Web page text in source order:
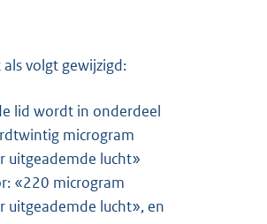
volgt gewijzigd:
lid wordt in onderdeel
microgram
uitgeademde lucht»
«220 microgram
uitgeademde lucht», en